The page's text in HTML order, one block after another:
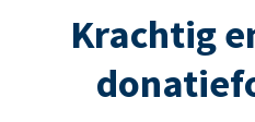
Krachtig